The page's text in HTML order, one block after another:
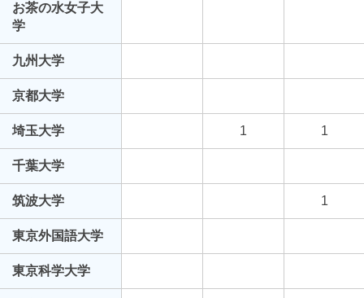
お茶の水女子大
学
九州大学
京都大学
埼玉大学 1 1
千葉大学
筑波大学 1
東京外国語大学
東京科学大学